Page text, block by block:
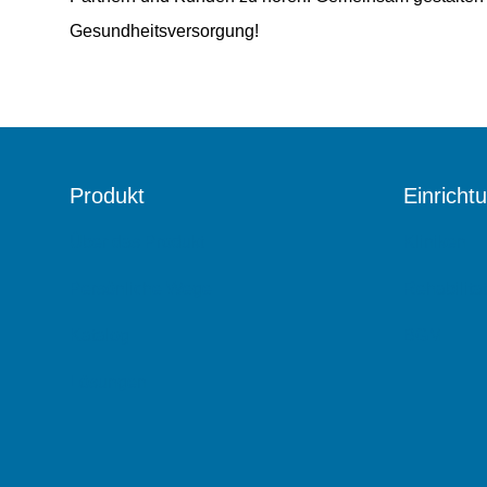
Gesundheitsversorgung!
Produkt